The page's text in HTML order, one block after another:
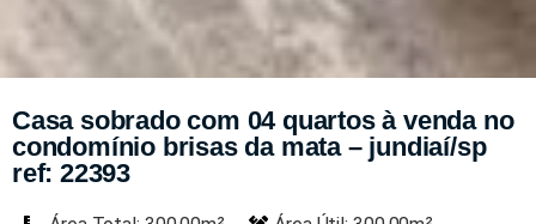
Casa sobrado com 04 quartos à venda no
condomínio brisas da mata – jundiaí/sp
ref: 22393